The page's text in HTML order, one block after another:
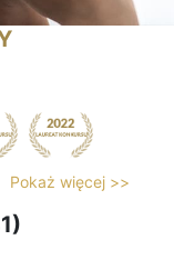
Pokaż więcej >>